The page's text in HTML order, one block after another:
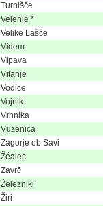
Turnišče
Velenje *
Velike Lašče
Videm
Vipava
Vitanje
Vodice
Vojnik
Vrhnika
Vuzenica
Zagorje ob Savi
Žéalec
Zavrč
Železniki
Žiri